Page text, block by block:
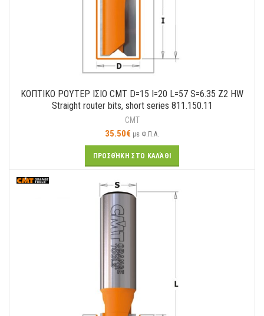
ΚΟΠΤΙΚΟ ΡΟΥΤΕΡ ΙΣΙΟ CMT D=15 I=20 L=57 S=6.35 Z2 HW
Straight router bits, short series 811.150.11
CMT
35.50€ με Φ.Π.Α.
ΠΡΟΣΘΉΚΗ ΣΤΟ ΚΑΛΆΘΙ